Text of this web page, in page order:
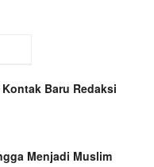
Baru Redaksi
Menjadi Muslim